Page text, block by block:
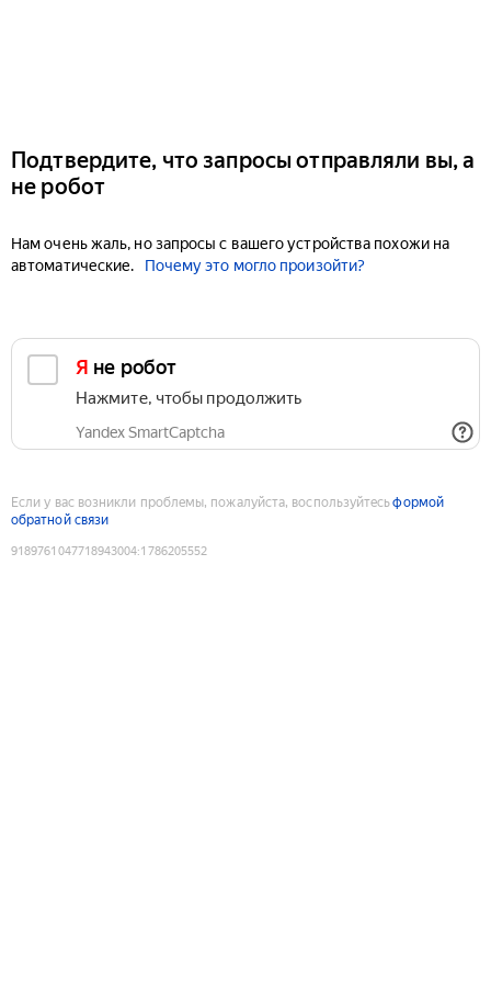
Подтвердите, что запросы отправляли вы, а
не робот
Нам очень жаль, но запросы с вашего устройства похожи на
автоматические.
Почему это могло произойти?
Я не робот
Нажмите, чтобы продолжить
Yandex SmartCaptcha
Если у вас возникли проблемы, пожалуйста, воспользуйтесьформой
обратной связи
9189761047718943004:1786205552